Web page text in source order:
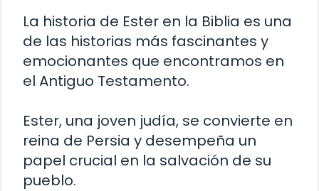
La historia de Ester en la Biblia es una
de las historias más fascinantes y
emocionantes que encontramos en
el Antiguo Testamento.
Ester, una joven judía, se convierte en
reina de Persia y desempeña un
papel crucial en la salvación de su
pueblo.